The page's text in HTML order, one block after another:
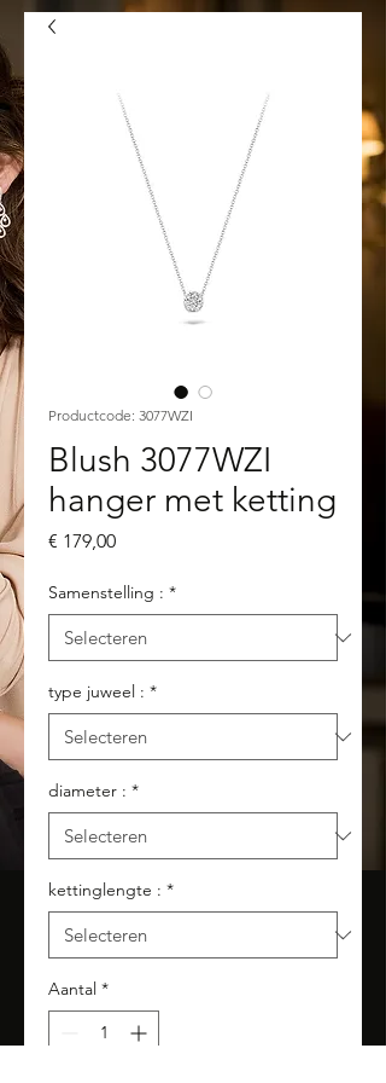
Productcode: 3077WZI
Blush 3077WZI
hanger met ketting
€ 179,00Prijs
Samenstelling : *
type juweel : *
diameter : *
kettinglengte : *
Aantal *